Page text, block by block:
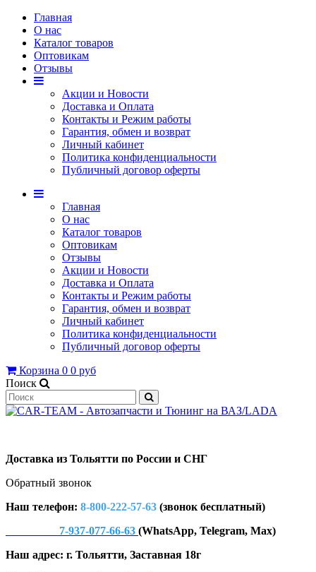
Главная
О нас
Каталог товаров
Оптовикам
Отзывы
Акции и Новости
Доставка и Оплата
Контакты и Режим работы
Гарантия, обмен и возврат
Личный кабинет
Политика конфиденциальности
Публичный договор оферты
Главная
О нас
Каталог товаров
Оптовикам
Отзывы
Акции и Новости
Доставка и Оплата
Контакты и Режим работы
Гарантия, обмен и возврат
Личный кабинет
Политика конфиденциальности
Публичный договор оферты
Корзина 0 0 руб
Поиск
Доставка из Тольятти по России и СНГ
Обратный звонок
Наш телефон: 8-800-222-57-63 (звонок бесплатный)
7-937-077-66-63 (WhatsApp, Telegram, Max)
Наш адрес: г. Тольятти, Заставная 18г